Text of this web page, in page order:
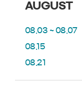
AUGUST
08.03 ~ 08.07
08.15
08.21